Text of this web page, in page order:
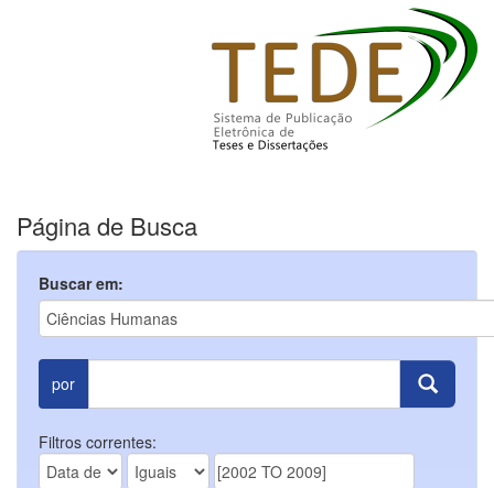
Página de Busca
Buscar em:
por
Filtros correntes: